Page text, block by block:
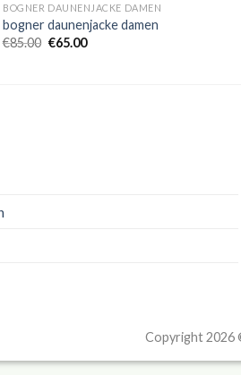
BOGNER DAUNENJACKE DAMEN
bogner daunenjacke damen
€85.00 €65.00
Copyright 2026